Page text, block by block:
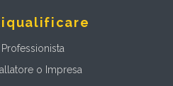
o Impresa